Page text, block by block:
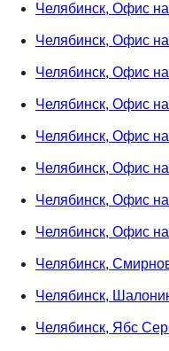
Челябинск, Офис
Челябинск, Офис
Челябинск, Офис
Челябинск, Офис
Челябинск, Офис
Челябинск, Офис
Челябинск, Офис
Челябинск, Офис
Челябинск,
Челябинск,
Челябинск, Ябс